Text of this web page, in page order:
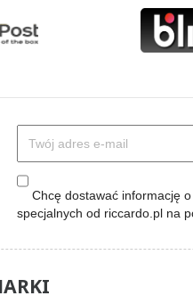
Chcę dostawać informację
specjalnych od riccardo.pl na